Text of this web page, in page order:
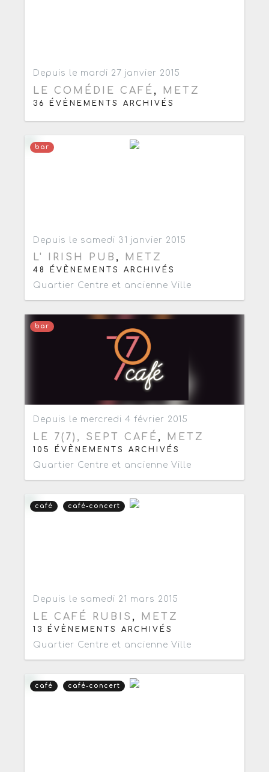
Depuis le mardi 27 janvier 2015
LE COMÉDIE CAFÉ , METZ
36 ÉVÈNEMENTS ARCHIVÉS
bar
Depuis le samedi 31 janvier 2015
L' IRISH PUB , METZ
48 ÉVÈNEMENTS ARCHIVÉS
Quartier Centre et ancienne Ville
bar
Depuis le mercredi 4 février 2015
LE 7(7), SEPT CAFÉ , METZ
105 ÉVÈNEMENTS ARCHIVÉS
Quartier Centre et ancienne Ville
café café-concert
Depuis le samedi 21 mars 2015
LE CAFÉ RUBIS , METZ
13 ÉVÈNEMENTS ARCHIVÉS
Quartier Centre et ancienne Ville
café café-concert